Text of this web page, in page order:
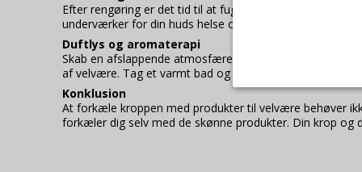
Efter rengøring er det tid til at fugte huden. En god
underværker for din huds helse og elasticitet. Glem ikke
Duftlys og aromaterapi
Skab en afslappende atmosfære i dit hjem med duftlys
af velvære. Tag et varmt bad og tænd dit yndlingslys, så
Konklusion
At forkæle kroppen med produkter til velvære behøver
forkæler dig selv med de skønne produkter. Din krop og
Nødvendige/
Tekniske
angiver, har